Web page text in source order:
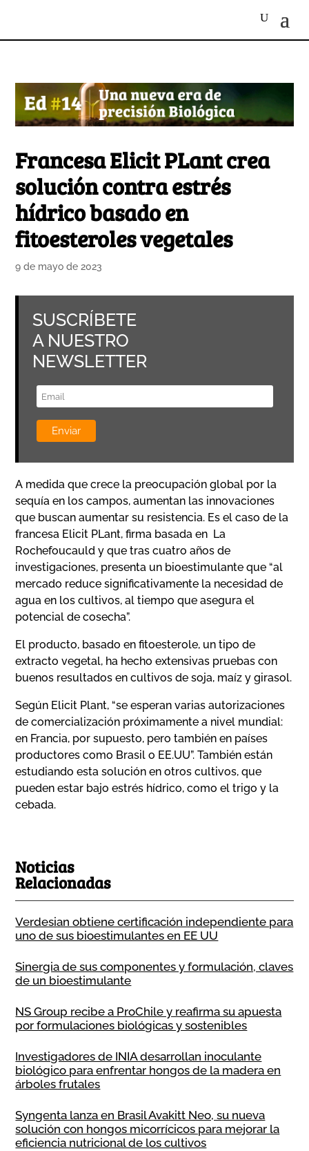
Francesa Elicit PLant crea
solución contra estrés
hídrico basado en
fitoesteroles vegetales
9 de mayo de 2023
SUSCRÍBETE
A NUESTRO
NEWSLETTER
A medida que crece la preocupación global por la
sequía en los campos, aumentan las innovaciones
que buscan aumentar su resistencia. Es el caso de la
francesa Elicit PLant, firma basada en La
Rochefoucauld y que tras cuatro años de
investigaciones, presenta un bioestimulante que “al
mercado reduce significativamente la necesidad de
agua en los cultivos, al tiempo que asegura el
potencial de cosecha”.
El producto, basado en fitoesterole, un tipo de
extracto vegetal, ha hecho extensivas pruebas con
buenos resultados en cultivos de soja, maíz y girasol.
Según Elicit Plant, “se esperan varias autorizaciones
de comercialización próximamente a nivel mundial:
en Francia, por supuesto, pero también en países
productores como Brasil o EE.UU”. También están
estudiando esta solución en otros cultivos, que
pueden estar bajo estrés hídrico, como el trigo y la
cebada.
Noticias
Relacionadas
Verdesian obtiene certificación independiente para
uno de sus bioestimulantes en EE UU
Sinergia de sus componentes y formulación, claves
de un bioestimulante
NS Group recibe a ProChile y reafirma su apuesta
por formulaciones biológicas y sostenibles
Investigadores de INIA desarrollan inoculante
biológico para enfrentar hongos de la madera en
árboles frutales
Syngenta lanza en Brasil Avakitt Neo, su nueva
solución con hongos micorrícicos para mejorar la
eficiencia nutricional de los cultivos